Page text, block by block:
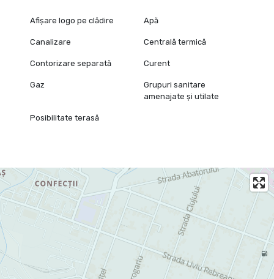
Afișare logo pe clădire Apă
Canalizare Centrală termică
Contorizare separată Curent
Gaz
Grupuri sanitare
amenajate și utilate
Posibilitate terasă